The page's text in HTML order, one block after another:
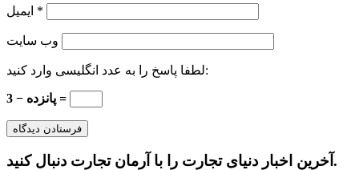
*
وب‌ سایت
لطفا پاسخ را به عدد انگلیسی وارد کنید:
پانزده − 3 =
آخرین اخبار دنیای تجارت را با آرمان تجارت دنبال کنید.